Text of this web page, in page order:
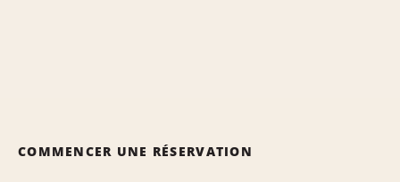
COMMENCER UNE RÉSERVATION